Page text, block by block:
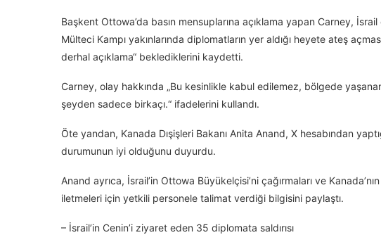
Başkent Ottowa’da basın mensuplarına açıklama yapan Carney,
Mülteci Kampı yakınlarında diplomatların yer aldığı heyete ateş
derhal açıklama“ beklediklerini kaydetti.
Carney, olay hakkında „Bu kesinlikle kabul edilemez, bölgede
şeyden sadece birkaçı.“ ifadelerini kullandı.
Öte yandan, Kanada Dışişleri Bakanı Anita Anand, X hesabından
durumunun iyi olduğunu duyurdu.
Anand ayrıca, İsrail’in Ottowa Büyükelçisi’ni çağırmaları ve
iletmeleri için yetkili personele talimat verdiği bilgisini paylaştı.
– İsrail’in Cenin’i ziyaret eden 35 diplomata saldırısı